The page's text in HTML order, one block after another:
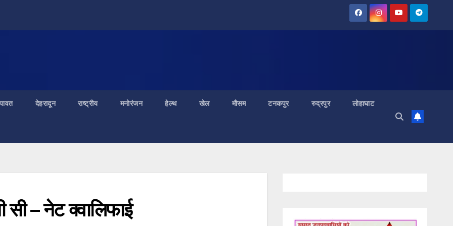
देहरादून राष्ट्रीय मनोरंजन हेल्थ खेल मौसम टनकपुर रुद्रपुर लोहाघाट
– नेट क्वालिफाई